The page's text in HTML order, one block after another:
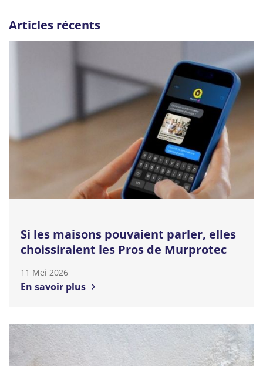
Articles récents
Si les maisons pouvaient parler, elles
choissiraient les Pros de Murprotec
11 Mei 2026
En savoir plus